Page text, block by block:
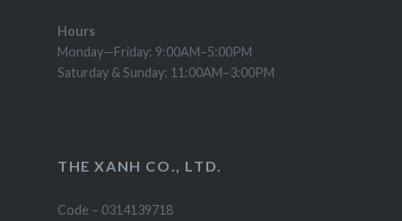
Hours
Monday—Friday: 9:00AM–5:00PM
Saturday & Sunday: 11:00AM–3:00PM
THE XANH CO., LTD.
Code – 0314139718